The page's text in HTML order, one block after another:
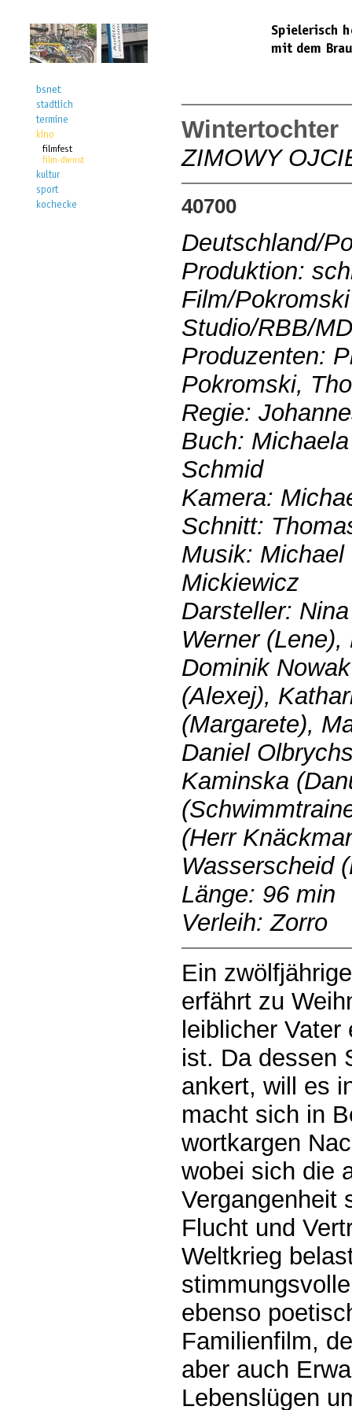
Wintertochter
ZIMOWY
40700
Deutschland/
Produktion:
Film/Pokromski
Studio/RBB/
Produzenten:
Pokromski,
Regie:
Buch:
Schmid
Kamera:
Schnitt:
Musik:
Mickiewicz
Darsteller:
Werner
Dominik
(Alexej),
(Margarete),
Daniel
Kaminska
(Herr
Wasserscheid
Länge: 96 min
Verleih: Zorro
Ein
erfährt zu
leiblicher Vater
ist. Da dessen
ankert, will es
macht sich in
wortkargen
wobei sich die
Vergangenheit
Flucht und
Weltkrieg
ebenso
Familienfilm,
aber auch
Lebenslügen